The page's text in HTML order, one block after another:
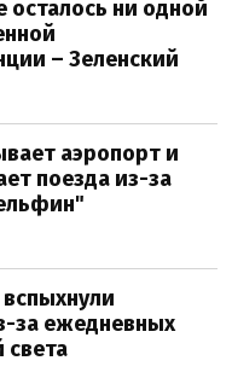
осталось ни одной
– Зеленский
аэропорт и
поезда из-за
за ежедневных
света